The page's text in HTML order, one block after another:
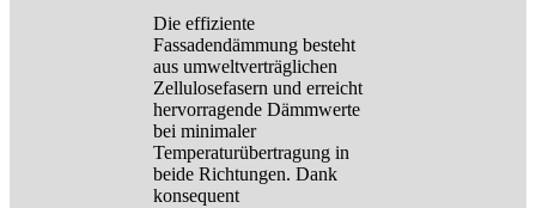
Die effiziente
Fassadendämmung besteht
aus umweltverträglichen
Zellulosefasern und erreicht
hervorragende Dämmwerte
bei minimaler
Temperaturübertragung in
beide Richtungen. Dank
konsequent